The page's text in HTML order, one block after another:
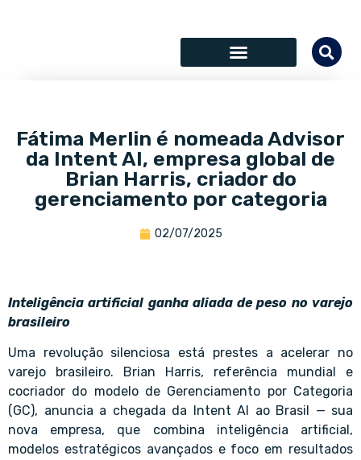
Fátima Merlin é nomeada Advisor
da Intent AI, empresa global de
Brian Harris, criador do
gerenciamento por categoria
02/07/2025
Inteligência artificial ganha aliada de peso no varejo
brasileiro
Uma revolução silenciosa está prestes a acelerar no
varejo brasileiro. Brian Harris, referência mundial e
cocriador do modelo de Gerenciamento por Categoria
(GC), anuncia a chegada da Intent AI ao Brasil — sua
nova empresa, que combina inteligência artificial,
modelos estratégicos avançados e foco em resultados